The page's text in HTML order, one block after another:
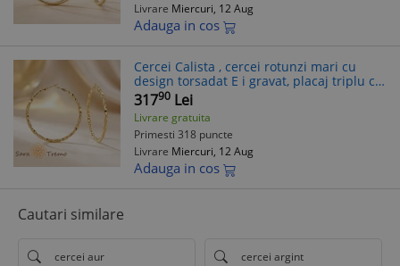
Livrare Miercuri, 12 Aug
Adauga in cos
Cercei Calista , cercei rotunzi mari cu
design torsadat E i gravat, placaj triplu cu
aur 14K, 6 cm
31790 Lei
Livrare gratuita
Primesti 318 puncte
Livrare Miercuri, 12 Aug
Adauga in cos
Cautari similare
cercei aur cercei argint